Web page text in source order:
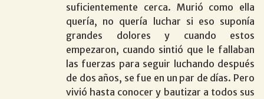
suficientemente cerca. Murió como ella
quería, no quería luchar si eso suponía
grandes dolores y cuando estos
empezaron, cuando sintió que le fallaban
las fuerzas para seguir luchando después
de dos años, se fue en un par de días. Pero
vivió hasta conocer y bautizar a todos sus